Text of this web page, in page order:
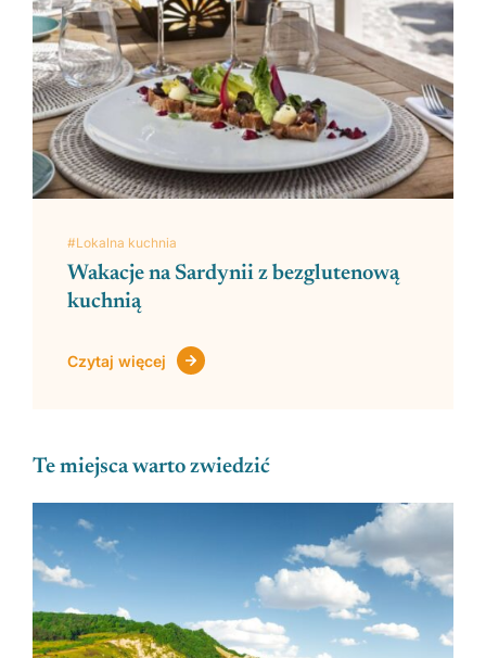
#Lokalna kuchnia
Wakacje na Sardynii z bezglutenową
kuchnią
Czytaj więcej
Te miejsca warto zwiedzić